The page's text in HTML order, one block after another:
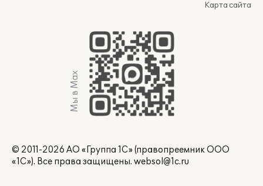
Карта сайта
Мы в Max
© 2011-2026 АО «Группа 1С» (правопреемник ООО
«1С»). Все права защищены. websol@1c.ru